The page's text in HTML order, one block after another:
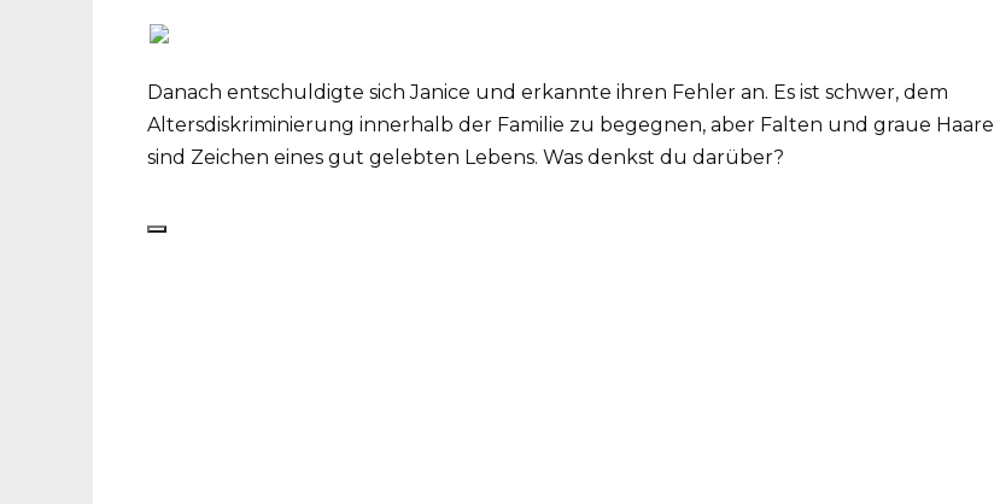
Danach entschuldigte sich Janice und erkannte ihren Fehler an. Es ist schwer, dem
Altersdiskriminierung innerhalb der Familie zu begegnen, aber Falten und graue Haare
sind Zeichen eines gut gelebten Lebens. Was denkst du darüber?